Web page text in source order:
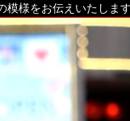
様をお伝えいたします